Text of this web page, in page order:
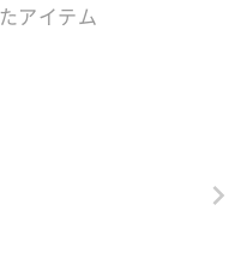
アイテム